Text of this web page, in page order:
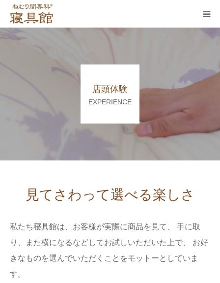
店頭体験
EXPERIENCE
見てさわって選べる楽しさ
私たち寝具館は、お客様が実際に商品を見て、
手に取
り、また横になるなどしてお試しいただいた上で、
お好
きなものを選んでいただくことをモットーとしていま
す。
取り扱い商品
仕立て直し・丸洗いサービス